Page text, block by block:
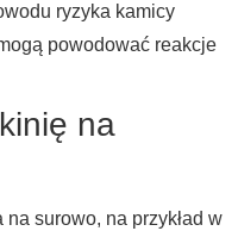
ryzyka kamicy
powodować reakcje
na
surowo, na przykład w